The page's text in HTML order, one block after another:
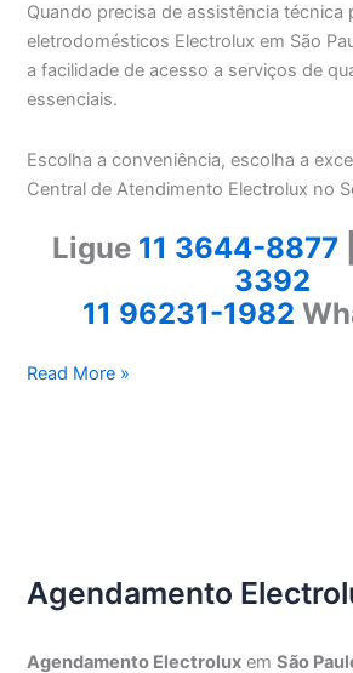
Quando precisa de assistência técnica
eletrodomésticos Electrolux em São
a facilidade de acesso a serviços de
essenciais.
Escolha a conveniência, escolha a
Central de Atendimento Electrolux no
Ligue 11 3644-8877
3392
11 96231-1982
Electrolux
Read More »
Agendamento
Agendamento Electrolux emSão